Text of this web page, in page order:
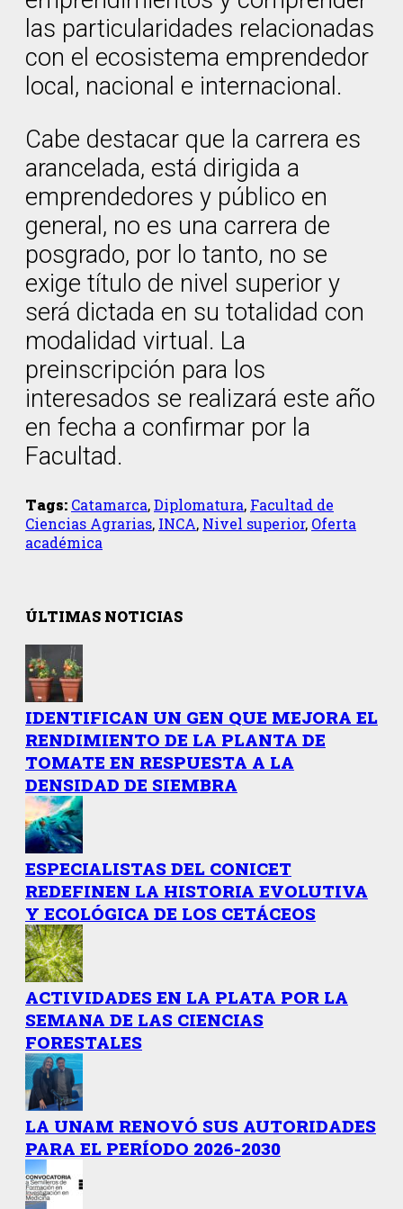
las particularidades relacionadas
con el ecosistema emprendedor
local, nacional e internacional.
Cabe destacar que la carrera es
arancelada, está dirigida a
emprendedores y público en
general, no es una carrera de
posgrado, por lo tanto, no se
exige título de nivel superior y
será dictada en su totalidad con
modalidad virtual. La
preinscripción para los
interesados se realizará este año
en fecha a confirmar por la
Facultad.
Tags: Catamarca,Diplomatura, Facultad de
Ciencias Agrarias, INCA, Nivel superior, Oferta
académica
ÚLTIMAS NOTICIAS
IDENTIFICAN UN GEN QUE MEJORA EL
RENDIMIENTO DE LA PLANTA DE
TOMATE EN RESPUESTA A LA
DENSIDAD DE SIEMBRA
ESPECIALISTAS DEL CONICET
REDEFINEN LA HISTORIA EVOLUTIVA
Y ECOLÓGICA DE LOS CETÁCEOS
ACTIVIDADES EN LA PLATA POR LA
SEMANA DE LAS CIENCIAS
FORESTALES
LA UNAM RENOVÓ SUS AUTORIDADES
PARA EL PERÍODO 2026-2030